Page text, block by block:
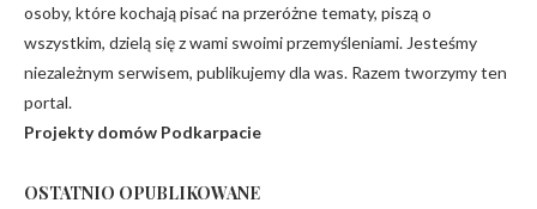
osoby, które kochają pisać na przeróżne tematy, piszą o
wszystkim, dzielą się z wami swoimi przemyśleniami. Jesteśmy
niezależnym serwisem, publikujemy dla was. Razem tworzymy ten
portal.
Projekty domów Podkarpacie
OSTATNIO OPUBLIKOWANE